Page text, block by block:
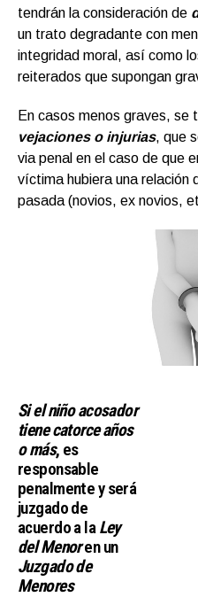
tendrán la consideración de
un trato degradante con
integridad moral, así como
reiterados que supongan
En casos menos graves, se
vejaciones o injurias, que
via penal en el caso de que
víctima hubiera una relación
pasada (novios, ex novios,
Si elniño acosador
tiene catorce años
o más, es
responsable
penalmente y será
juzgado de
acuerdo a laLey
del Menoren un
Juzgado de
Menores